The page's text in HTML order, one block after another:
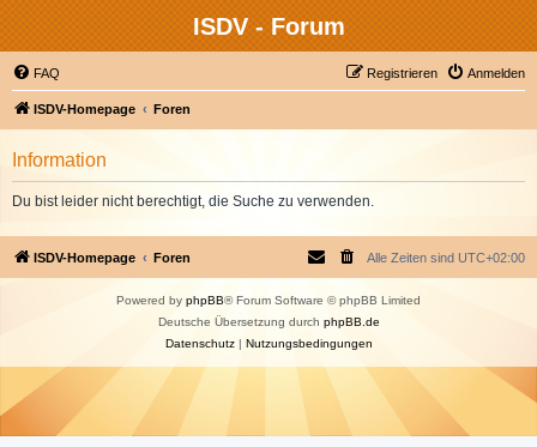
ISDV - Forum
FAQ Anmelden
Registrieren
ISDV-Homepage Foren
Information
Du bist leider nicht berechtigt, die Suche zu verwenden.
ISDV-Homepage Foren Alle Zeiten sind UTC+02:00
Powered by phpBB® Forum Software © phpBB Limited
Deutsche Übersetzung durch phpBB.de
Datenschutz| Nutzungsbedingungen